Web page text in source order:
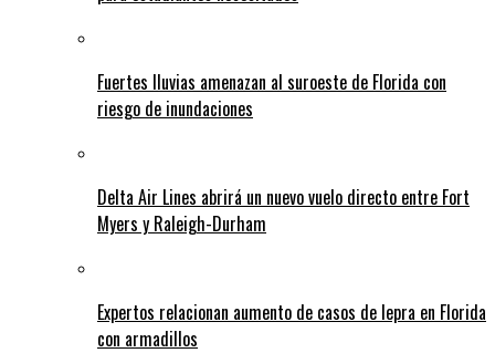
Fuertes lluvias amenazan al suroeste de Florida con
riesgo de inundaciones
Delta Air Lines abrirá un nuevo vuelo directo entre Fort
Myers y Raleigh-Durham
Expertos relacionan aumento de casos de lepra en Florida
con armadillos